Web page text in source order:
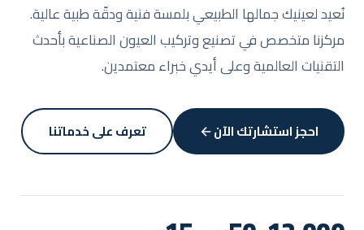
نُعيد لعينيك جمالها الطبيعي بلمسة فنية ودقّة طبية عالية.
مركزنا متخصص في تصنيع وتركيب العيون الصناعية بأحدث
التقنيات العالمية وعلى أيدي خبراء معتمدين.
احجز استشارتك الآن تعرف على خدماتنا